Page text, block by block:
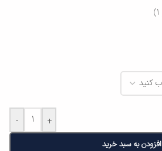
1
)
- +
افزودن به سبد خرید